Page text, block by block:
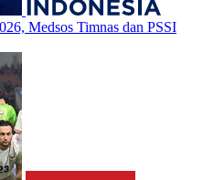
Medsos Timnas dan PSSI